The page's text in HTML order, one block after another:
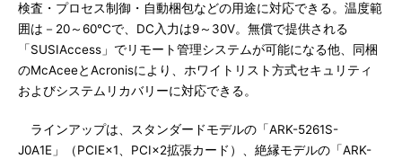
検査・プロセス制御・自動梱包などの用途に対応できる。温度範
囲は－20～60℃で、DC入力は9～30V。無償で提供される
「SUSIAccess」でリモート管理システムが可能になる他、同梱
のMcAceeとAcronisにより、ホワイトリスト方式セキュリティ
およびシステムリカバリーに対応できる。
ラインアップは、スタンダードモデルの「ARK-5261S-
J0A1E」（PCIE×1、PCI×2拡張カード）、絶縁モデルの「ARK-